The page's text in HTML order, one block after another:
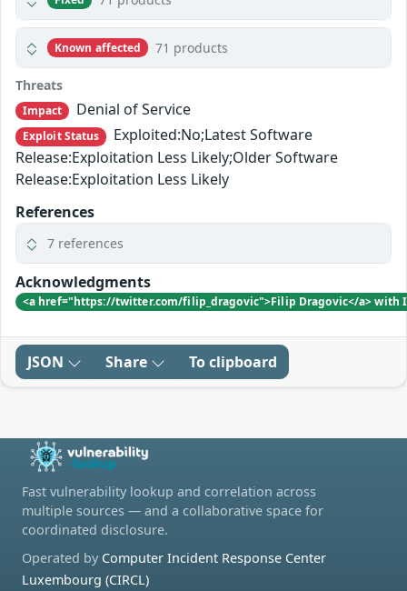
Known affected 71 products
Threats
Impact Denial of Service
Exploit Status
Exploited:No;Latest Software
Release:Exploitation Less Likely;Older Software
Release:Exploitation Less Likely
References
7 references
Acknowledgments
<a href="https://twitter.com/filip_dragovic">Filip Dragovic</a> with
JSON Share To clipboard
Fast vulnerability lookup and correlation across
multiple sources — and a collaborative space for
coordinated disclosure.
Operated by Computer Incident Response Center
Luxembourg (CIRCL)